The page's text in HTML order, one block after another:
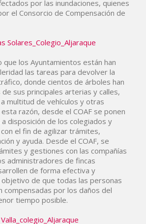
por las inundaciones, quienes
el Consorcio de Compensación de
que los Ayuntamientos están han
las tareas para devolver la
donde cientos de árboles han
sus principales arterias y calles,
multitud de vehículos y otras
razón, desde el COAF se ponen
disposición de los colegiados y
el fin de agilizar trámites,
y ayuda. Desde el COAF, se
y gestiones con las compañías
administradores de fincas
de forma efectiva y
objetivo de que todas las personas
compensadas por los daños del
tiempo posible.